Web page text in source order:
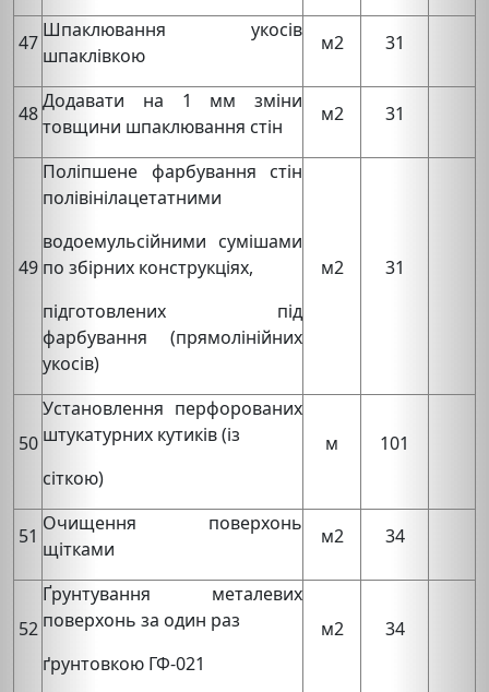
47
Шпаклювання укосів
шпаклівкою
м2 31
48
Додавати на 1 мм зміни
товщини шпаклювання стін
м2 31
49
Поліпшене фарбування стін
полівінілацетатними
водоемульсійними сумішами
по збірних конструкціях,
підготовлених під
фарбування (прямолінійних
укосів)
м2 31
50
Установлення перфорованих
штукатурних кутиків (із
сіткою)
м 101
51
Очищення поверхонь
щітками
м2 34
52
Ґрунтування металевих
поверхонь за один раз
ґрунтовкою ГФ-021
м2 34